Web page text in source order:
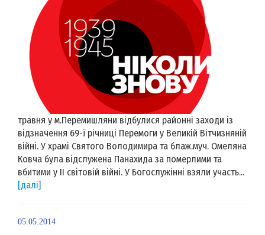
травня у м.Перемишляни відбулися районні заходи із
відзначення 69-ї річниці Перемоги у Великій Вітчизняній
війні. У храмі Святого Володимира та блаж.муч. Омеляна
Ковча була відслужена Панахида за померлими та
вбитими у ІІ світовій війні. У Богослужінні взяли участь...
[далі]
05.05.2014